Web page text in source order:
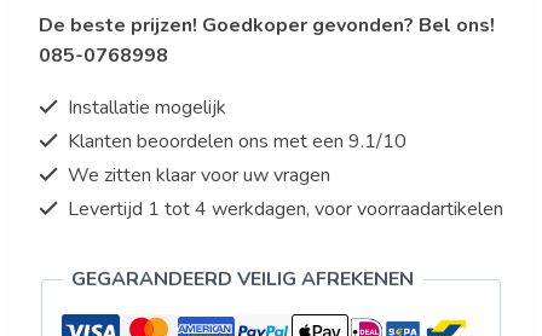
Whisk
aantal
De beste prijzen! Goedkoper gevonden? Bel ons!
085-0768998
Installatie mogelijk
Klanten beoordelen ons met een 9.1/10
We zitten klaar voor uw vragen
Levertijd 1 tot 4 werkdagen, voor voorraadartikelen
GEGARANDEERD VEILIG AFREKENEN